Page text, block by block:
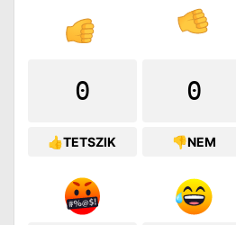
0
👍TETSZIK
0
👎NEM